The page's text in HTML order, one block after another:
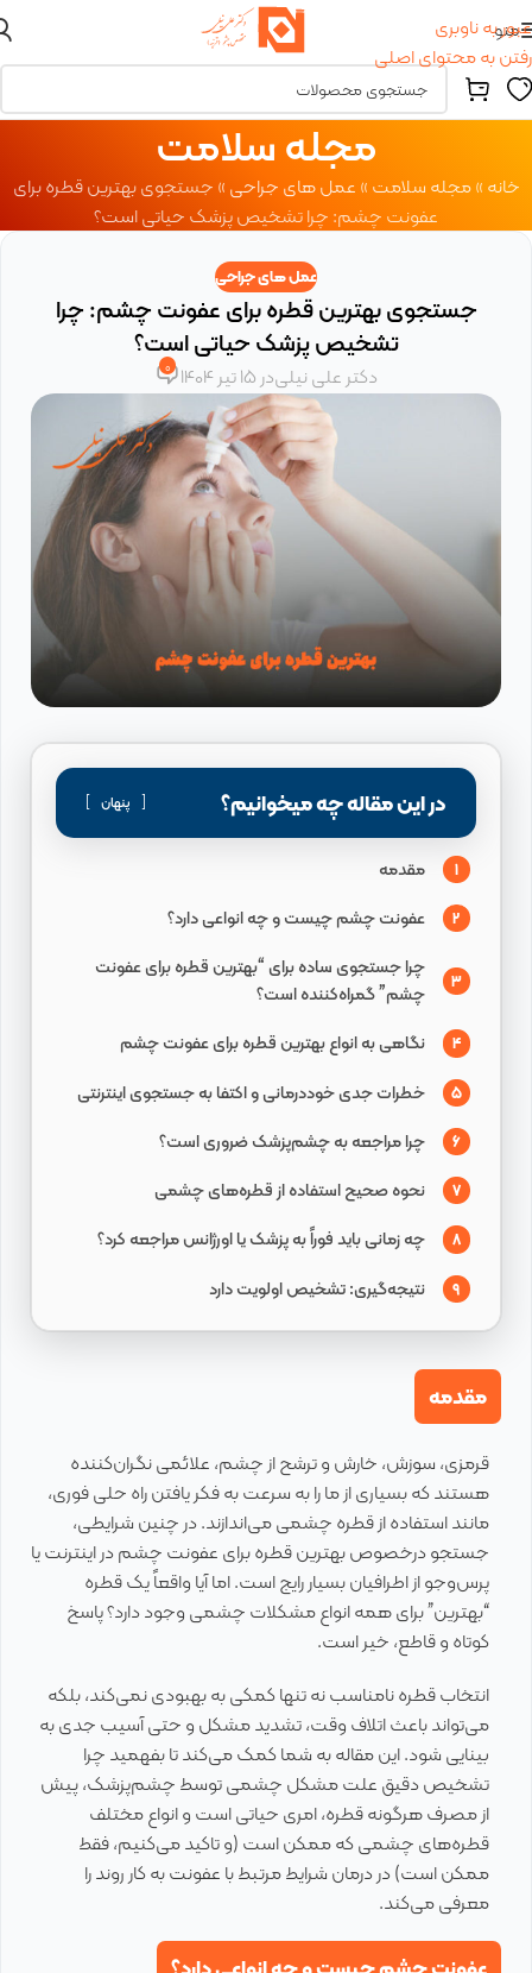
عبور به ناوبری
رفتن به محتوای اصلی
منو
مجله سلامت
خانه»مجله سلامت»عمل های جراحی»جستجوی بهترین قطره برای
عفونت چشم: چرا تشخیص پزشک حیاتی است؟
عمل های جراحی
جستجوی بهترین قطره برای عفونت چشم: چرا
تشخیص پزشک حیاتی است؟
دکتر علی نیلیدر 15 تیر 1404 0
در این مقاله چه میخوانیم؟ پنهان
1 مقدمه
2 عفونت چشم چیست و چه انواعی دارد؟
3
چرا جستجوی ساده برای “بهترین قطره برای عفونت
چشم” گمراه‌کننده است؟
4 نگاهی به انواع بهترین قطره برای عفونت چشم
5 خطرات جدی خوددرمانی و اکتفا به جستجوی اینترنتی
6 چرا مراجعه به چشم‌پزشک ضروری است؟
7 نحوه صحیح استفاده از قطره‌های چشمی
8 چه زمانی باید فوراً به پزشک یا اورژانس مراجعه کرد؟
9 نتیجه‌گیری: تشخیص اولویت دارد
مقدمه
قرمزی، سوزش، خارش و ترشح از چشم، علائمی نگران‌کننده
هستند که بسیاری از ما را به سرعت به فکر یافتن راه حلی فوری،
مانند استفاده از قطره چشمی می‌اندازند. در چنین شرایطی،
جستجو درخصوص بهترین قطره برای عفونت چشم در اینترنت یا
پرس‌وجو از اطرافیان بسیار رایج است. اما آیا واقعاً یک قطره
“بهترین” برای همه انواع مشکلات چشمی وجود دارد؟ پاسخ
کوتاه و قاطع، خیر است.
انتخاب قطره نامناسب نه تنها کمکی به بهبودی نمی‌کند، بلکه
می‌تواند باعث اتلاف وقت، تشدید مشکل و حتی آسیب جدی به
بینایی شود. این مقاله به شما کمک می‌کند تا بفهمید چرا
تشخیص دقیق علت مشکل چشمی توسط چشم‌پزشک، پیش
از مصرف هرگونه قطره، امری حیاتی است و انواع مختلف
قطره‌های چشمی که ممکن است (و تاکید می‌کنیم، فقط
ممکن است) در درمان شرایط مرتبط با عفونت به کار روند را
معرفی می‌کند.